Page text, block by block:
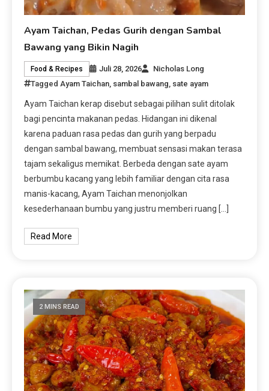
Ayam Taichan, Pedas Gurih dengan Sambal
Bawang yang Bikin Nagih
Food & Recipes Juli 28, 2026
Nicholas Long
TaggedAyam Taichan, sambal bawang, sate ayam
Ayam Taichan kerap disebut sebagai pilihan sulit ditolak
bagi pencinta makanan pedas. Hidangan ini dikenal
karena paduan rasa pedas dan gurih yang berpadu
dengan sambal bawang, membuat sensasi makan terasa
tajam sekaligus memikat. Berbeda dengan sate ayam
berbumbu kacang yang lebih familiar dengan cita rasa
manis-kacang, Ayam Taichan menonjolkan
kesederhanaan bumbu yang justru memberi ruang […]
Read More
2 MINS READ